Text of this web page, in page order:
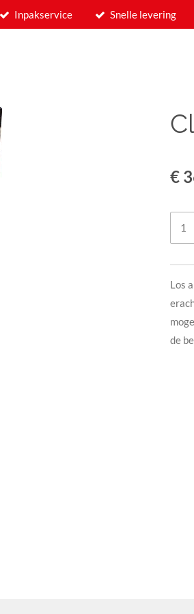
Inpakservice Snelle levering
€
Los
de